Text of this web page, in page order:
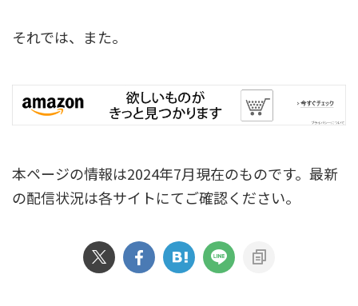
それでは、また。
本ページの情報は2024年7月現在のものです。最新
の配信状況は各サイトにてご確認ください。